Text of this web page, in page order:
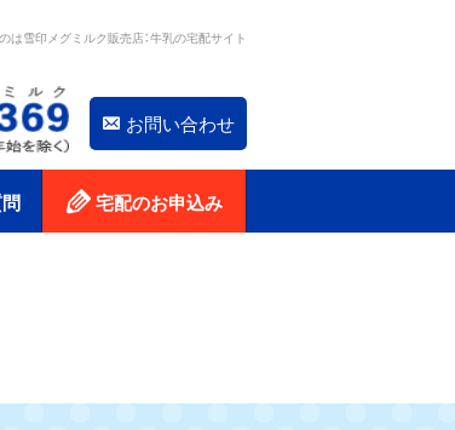
は雪印メグミルク販売店：牛乳の宅配サイト
お問い合わせ
宅配のお申込み